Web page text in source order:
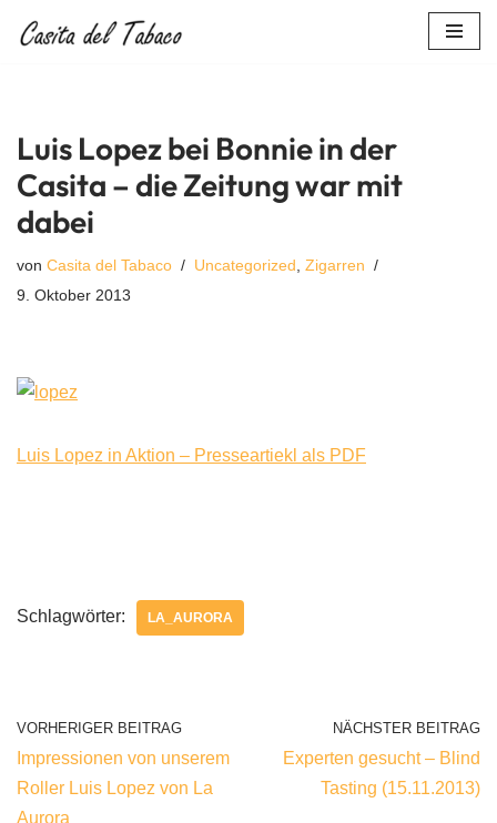
Luis Lopez bei Bonnie in der
Casita – die Zeitung war mit
dabei
von Casita del Tabaco Uncategorized Zigarren
9. Oktober 2013
Luis Lopez in Aktion – Presseartiekl als PDF
Schlagwörter: LA_AURORA
VORHERIGER BEITRAG
Impressionen von unserem
Roller Luis Lopez von La
Aurora
NÄCHSTER BEITRAG
Experten gesucht – Blind
Tasting (15.11.2013)